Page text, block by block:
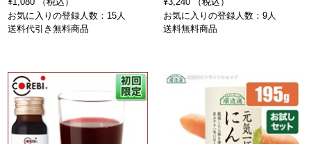
お気に入りの登録人数：15人
送料代引き無料商品
お気に入りの登録人数：9人
送料無料商品